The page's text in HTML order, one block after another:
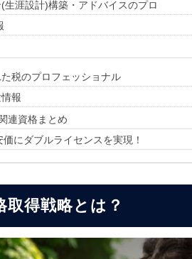
生涯設計)構築・アドバイスのプロ
税のプロフェッショナル
報
連資格まとめ
にダブルライセンスを実現！
取得戦略とは？